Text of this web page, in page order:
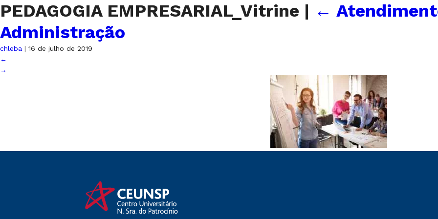
PEDAGOGIA EMPRESARIAL_Vitrine | ←
Administração
chleba | 16 de julho de 2019
←
→